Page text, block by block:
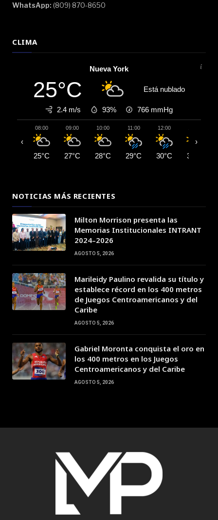
WhatsApp: (809) 870-8650
CLIMA
Nueva York
25°C Está nublado
2.4 m/s 93% 766 mmHg
08:00
25°C
09:00
27°C
10:00
28°C
11:00
29°C
12:00
30°C 31°C
‹ ›
NOTICIAS MÁS RECIENTES
Milton Morrison presenta las
Memorias Institucionales INTRANT
2024–2026
AGOSTO 5, 2026
Marileidy Paulino revalida su título y
establece récord en los 400 metros
de Juegos Centroamericanos y del
Caribe
AGOSTO 5, 2026
Gabriel Moronta conquista el oro en
los 400 metros en los Juegos
Centroamericanos y del Caribe
AGOSTO 5, 2026